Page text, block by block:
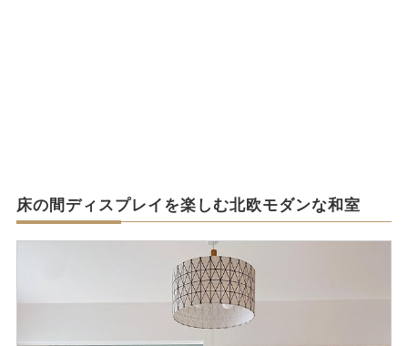
床の間ディスプレイを楽しむ北欧モダンな和室